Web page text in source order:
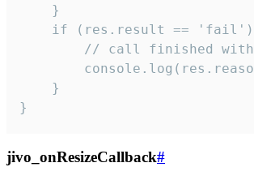
    }
if (res.result ==
// call finished
    }
}
jivo_onResizeCallback#